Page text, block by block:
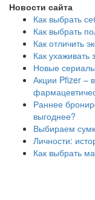
Новости сайта
Как выбрать
Как выбрать
Как отличить
Как ухаживать
Новые
Акции Pfizer –
Раннее
выгоднее?
Выбираем
Личности:
Как выбрать